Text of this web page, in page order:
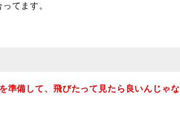
てます。
準備して、飛びたって見たら良いんじゃな